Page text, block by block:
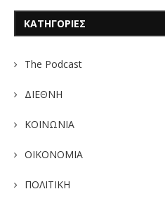
ΚΑΤΗΓΟΡΙΕΣ
The Podcast
ΔΙΕΘΝΗ
ΚΟΙΝΩΝΙΑ
ΟΙΚΟΝΟΜΙΑ
ΠΟΛΙΤΙΚΗ